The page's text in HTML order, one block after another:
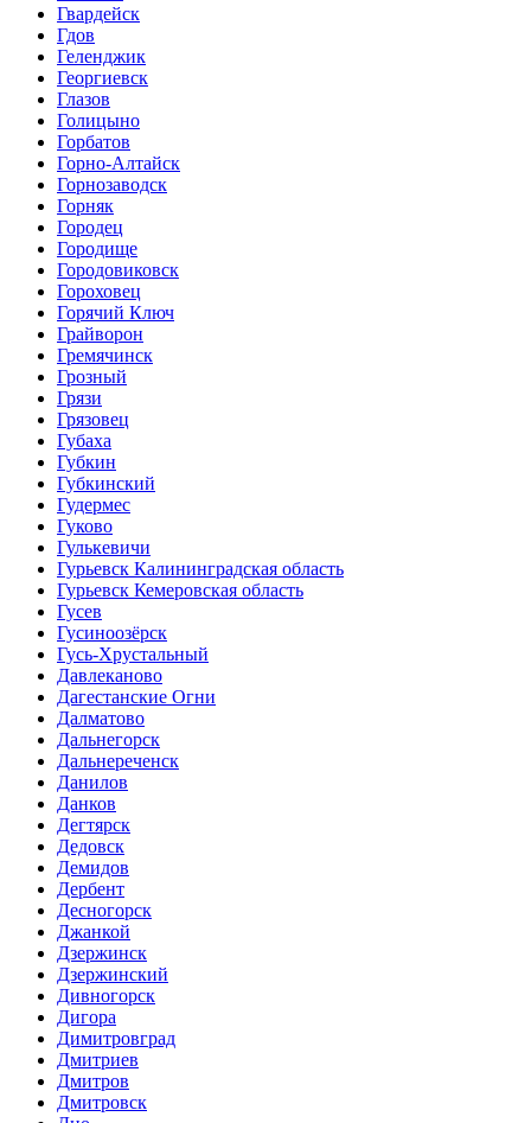
Гвардейск
Гдов
Геленджик
Георгиевск
Глазов
Голицыно
Горбатов
Горно-Алтайск
Горнозаводск
Горняк
Городец
Городище
Городовиковск
Гороховец
Горячий Ключ
Грайворон
Гремячинск
Грозный
Грязи
Грязовец
Губаха
Губкин
Губкинский
Гудермес
Гуково
Гулькевичи
Гурьевск Калининградская область
Гурьевск Кемеровская область
Гусев
Гусиноозёрск
Гусь-Хрустальный
Давлеканово
Дагестанские Огни
Далматово
Дальнегорск
Дальнереченск
Данилов
Данков
Дегтярск
Дедовск
Демидов
Дербент
Десногорск
Джанкой
Дзержинск
Дзержинский
Дивногорск
Дигора
Димитровград
Дмитриев
Дмитров
Дмитровск